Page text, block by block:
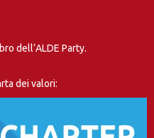
dell’ALDE Party.
dei valori: